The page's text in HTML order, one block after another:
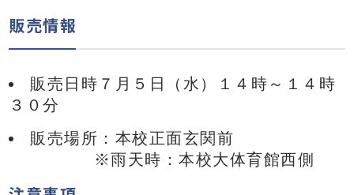
販売情報
販売日時７月５日（水）１４時～１４時
３０分
販売場所：本校正面玄関前
※雨天時：本校大体育館西側